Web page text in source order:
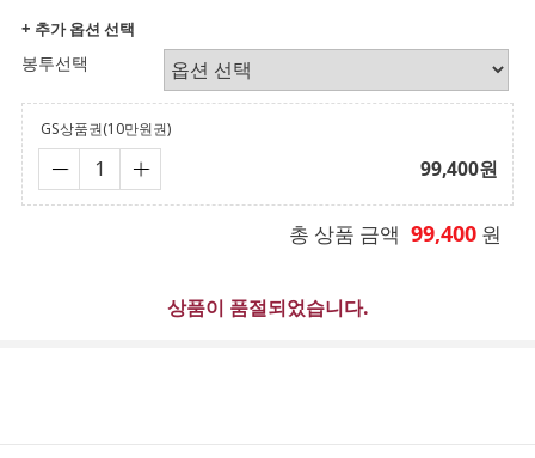
+ 추가 옵션 선택
봉투선택
GS상품권(10만원권)
99,400원
총 상품 금액 99,400 원
상품이 품절되었습니다.